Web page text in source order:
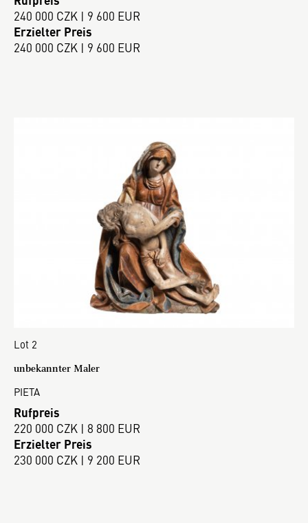
240 000 CZK | 9 600 EUR
Erzielter Preis
240 000 CZK | 9 600 EUR
Lot 2
unbekannter Maler
PIETA
Rufpreis
220 000 CZK | 8 800 EUR
Erzielter Preis
230 000 CZK | 9 200 EUR